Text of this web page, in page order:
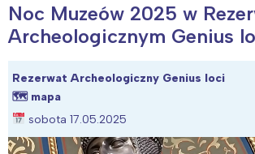
Noc Muzeów 2025 w
Archeologicznym Genius
Rezerwat Archeologiczny Genius loci
🗺 mapa
sobota 17.05.2025